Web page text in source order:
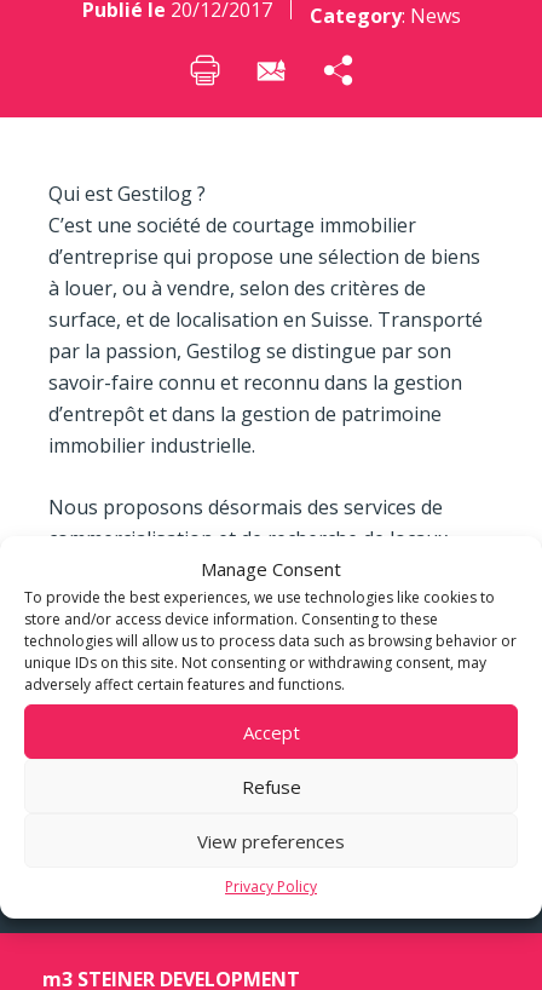
Manage Consent
To provide the best experiences, we use technologies like cookies to
store and/or access device information. Consenting to these
technologies will allow us to process data such as browsing behavior or
unique IDs on this site. Not consenting or withdrawing consent, may
adversely affect certain features and functions.
Accept
Refuse
View preferences
Privacy Policy
Publié le 20/12/2017 Category: News
Qui est Gestilog ?
C’est une société de courtage immobilier
d’entreprise qui propose une sélection de biens
à louer, ou à vendre, selon des critères de
surface, et de localisation en Suisse. Transporté
par la passion, Gestilog se distingue par son
savoir-faire connu et reconnu dans la gestion
d’entrepôt et dans la gestion de patrimoine
immobilier industrielle.
Nous proposons désormais des services de
commercialisation et de recherche de locaux,
d’investissement, d’évaluation, de conseil en
bâtiment et de gestion de projet, ainsi que des
études de marché et des services aux
entreprises.
Le groupe dispose de partenaires clés en Suisse
proposant des plateformes multimodales
industrielles avec de grandes capacités de
m3 STEINER DEVELOPMENT